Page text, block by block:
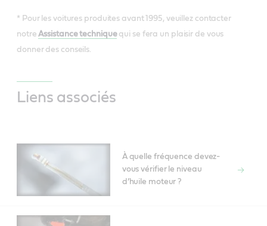
* Pour les voitures produites avant 1995, veuillez contacter
notreAssistance techniquequi se fera un plaisir de vous
donner des conseils.
Liens associés
À quelle fréquence devez-
vous vérifier le niveau
d’huile moteur ?